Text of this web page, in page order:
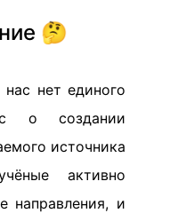
🤔
нет единого
о создании
источника
активно
направления, и